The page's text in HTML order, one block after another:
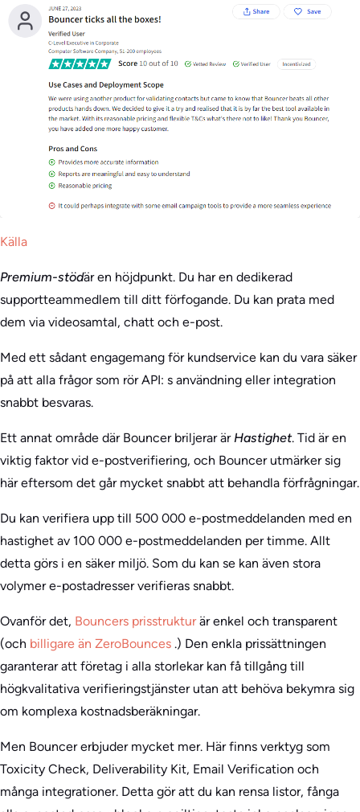
Källa
Premium-stödär en höjdpunkt. Du har en dedikerad
supportteammedlem till ditt förfogande. Du kan prata med
dem via videosamtal, chatt och e-post.
Med ett sådant engagemang för kundservice kan du vara säker
på att alla frågor som rör API: s användning eller integration
snabbt besvaras.
Ett annat område där Bouncer briljerar ärHastighet. Tid är en
viktig faktor vid e-postverifiering, och Bouncer utmärker sig
här eftersom det går mycket snabbt att behandla förfrågningar.
Du kan verifiera upp till 500 000 e-postmeddelanden med en
hastighet av 100 000 e-postmeddelanden per timme. Allt
detta görs i en säker miljö. Som du kan se kan även stora
volymer e-postadresser verifieras snabbt.
Ovanför det, Bouncers prisstrukturär enkel och transparent
(och billigare än ZeroBounces .) Den enkla prissättningen
garanterar att företag i alla storlekar kan få tillgång till
högkvalitativa verifieringstjänster utan att behöva bekymra sig
om komplexa kostnadsberäkningar.
Men Bouncer erbjuder mycket mer. Här finns verktyg som
Toxicity Check, Deliverability Kit, Email Verification och
många integrationer. Detta gör att du kan rensa listor, fånga